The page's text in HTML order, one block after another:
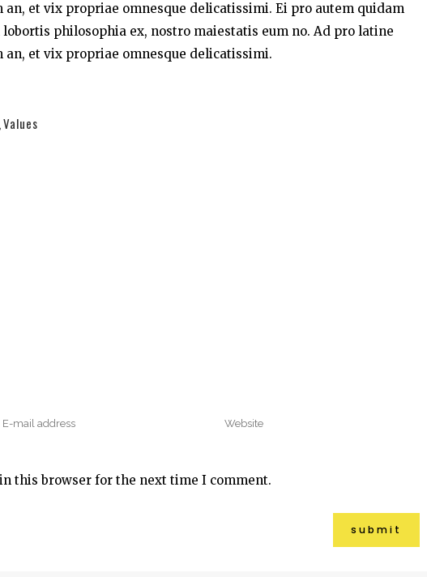
et vix propriae omnesque delicatissimi. Ei pro autem quidam
philosophia ex, nostro maiestatis eum no. Ad pro latine
et vix propriae omnesque delicatissimi.
,Values
this browser for the next time I comment.